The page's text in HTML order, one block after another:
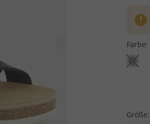
Farbe:
Größe: